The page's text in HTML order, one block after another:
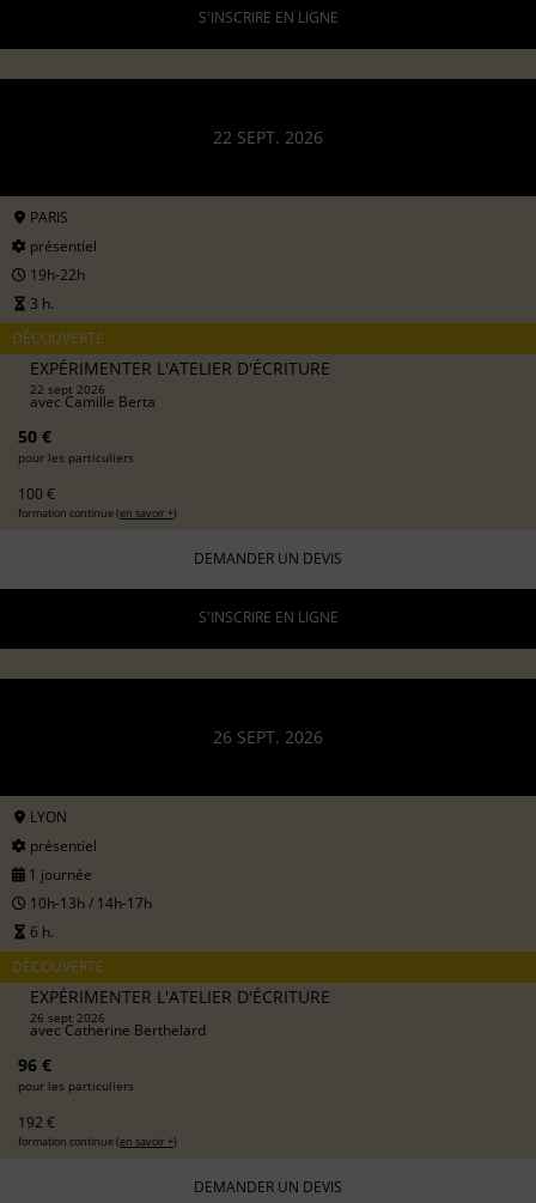
S'INSCRIRE EN LIGNE
22 SEPT. 2026
PARIS
présentiel
19h-22h
3 h.
DÉCOUVERTE
EXPÉRIMENTER L'ATELIER D'ÉCRITURE
22 sept 2026
avecCamille Berta
50 €
pour les particuliers
100 €
formation continue (en savoir +)
DEMANDER UN DEVIS
S'INSCRIRE EN LIGNE
26 SEPT. 2026
LYON
présentiel
1 journée
10h-13h / 14h-17h
6 h.
DÉCOUVERTE
EXPÉRIMENTER L'ATELIER D'ÉCRITURE
26 sept 2026
avecCatherine Berthelard
96 €
pour les particuliers
192 €
formation continue (en savoir +)
DEMANDER UN DEVIS